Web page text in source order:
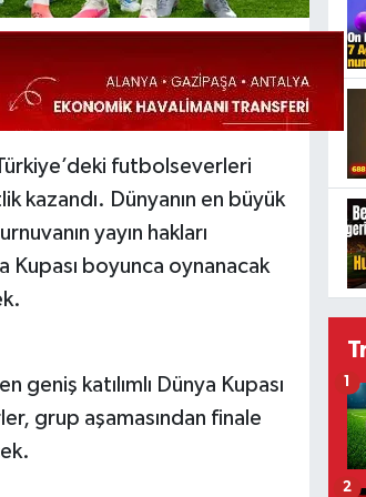
futbolseverleri
kazandı. Dünyanın en büyük
yayın hakları
Kupası boyunca oynanacak
katılımlı Dünya Kupası
grup aşamasından finale
1
2